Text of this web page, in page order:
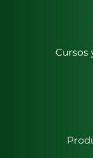
Cursos